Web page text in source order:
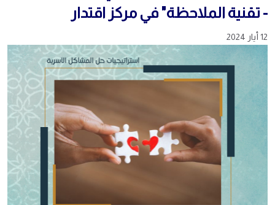
- تقنية الملاحظة" في مركز اقتدار
12 أيار 2024